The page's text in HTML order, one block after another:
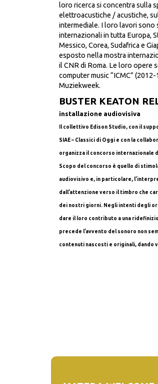
loro ricerca si concentra sulla
elettroacustiche / acustiche,
intermediale. I loro lavori sono
internazionali in tutta Europa,
Messico, Corea, Sudafrica e
esposto nella mostra
il CNR di Roma. Le loro opere
computer music “ICMC”
Muziekweek.
BUSTER KEATON
installazione audiovisiva
l collettivo Edison Studio, con il
SIAE – Classici di Oggi e con la
organizza il concorso internazionale
Scopo del concorso è quello di
audiovisivo e, in particolare,
dall’attenzione verso il timbro che
dei nostri giorni. Negli intenti degli
dare il loro contributo a una
precede l’avvento del sonoro non
contenuti nascosti e originali, dando